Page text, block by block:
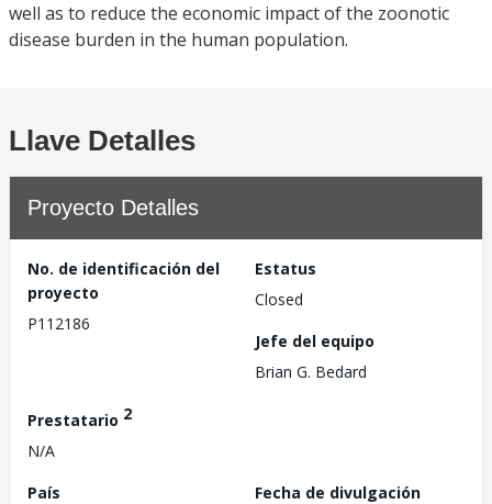
well as to reduce the economic impact of the zoonotic
disease burden in the human population.
Llave Detalles
Proyecto Detalles
No. de identificación del
proyecto
P112186
Estatus
Closed
Jefe del equipo
Brian G. Bedard
Prestatario 2
N/A
País
Fecha de divulgación